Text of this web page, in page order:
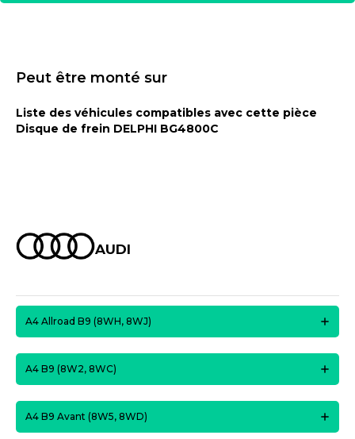
Peut être monté sur
Liste des véhicules compatibles avec cette pièce
Disque de frein DELPHI BG4800C
AUDI
A4 Allroad B9 (8WH, 8WJ)
A4 B9 (8W2, 8WC)
A4 B9 Avant (8W5, 8WD)